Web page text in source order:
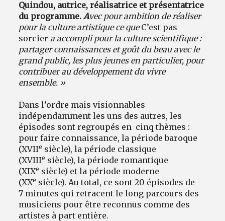
Quindou, autrice, réalisatrice et présentatrice
du programme.Avec pour ambition de réaliser
pour la culture artistique ce queC’est pas
sorcier a accompli pour la culture scientifique :
partager connaissances et goût du beau avec le
grand public, les plus jeunes en particulier, pour
contribuer au développement du vivre
ensemble. »
Dans l’ordre mais visionnables
indépendamment les uns des autres, les
épisodes sont regroupés en cinq thèmes :
pour faire connaissance, la période baroque
(XVIIe siècle), la période classique
(XVIIIe siècle), la période romantique
(XIXe siècle) et la période moderne
(XXe siècle). Au total, ce sont 20 épisodes de
7 minutes qui retracent le long parcours des
musiciens pour être reconnus comme des
artistes à part entière.